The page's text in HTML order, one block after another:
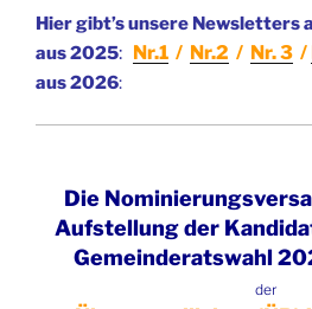
Hier gibt’s unsere Newsletters
aus 2025: Nr.1 / Nr.2 / Nr. 3 /
aus 2026:
Die
Aufstellung der
Gemeinderatswahl
der